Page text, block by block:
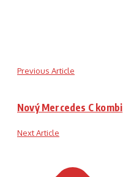
Previous Article
Nový Mercedes C kombi
Next Article